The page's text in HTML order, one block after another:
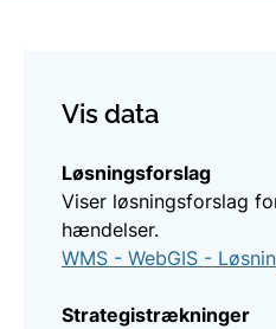
Vis data
Løsningsforslag
Viser løsningsforslag
hændelser.
WMS - WebGIS -
Strategistrækninger